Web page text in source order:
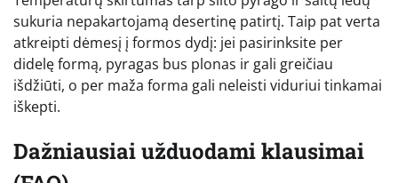
sukuria nepakartojamą desertinę patirtį. Taip pat verta
atkreipti dėmesį į formos dydį: jei pasirinksite per
didelę formą, pyragas bus plonas ir gali greičiau
išdžiūti, o per maža forma gali neleisti viduriui tinkamai
iškepti.
Dažniausiai užduodami klausimai